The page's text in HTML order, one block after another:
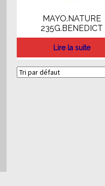
MAYO.NATURE
235G.BENEDICT
Lire la suite